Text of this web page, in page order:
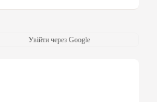
Увійти через Google